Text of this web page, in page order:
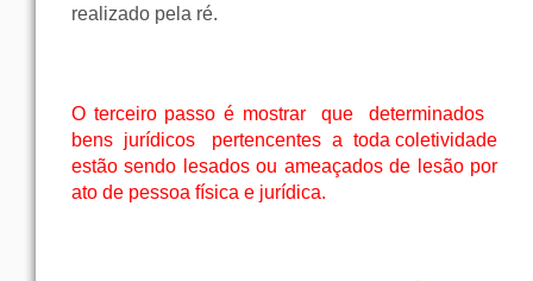
realizado pela ré.
O terceiro passo é mostrar que
determinados
bens jurídicos pertencentes a toda coletividade
estão sendo lesados ou ameaçados de lesão por
ato de pessoa física e jurídica.